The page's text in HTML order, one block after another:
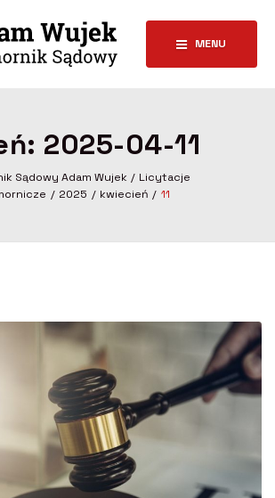
MENU
2025-04-11
Sądowy Adam Wujek
Licytacje
2025 kwiecień 11